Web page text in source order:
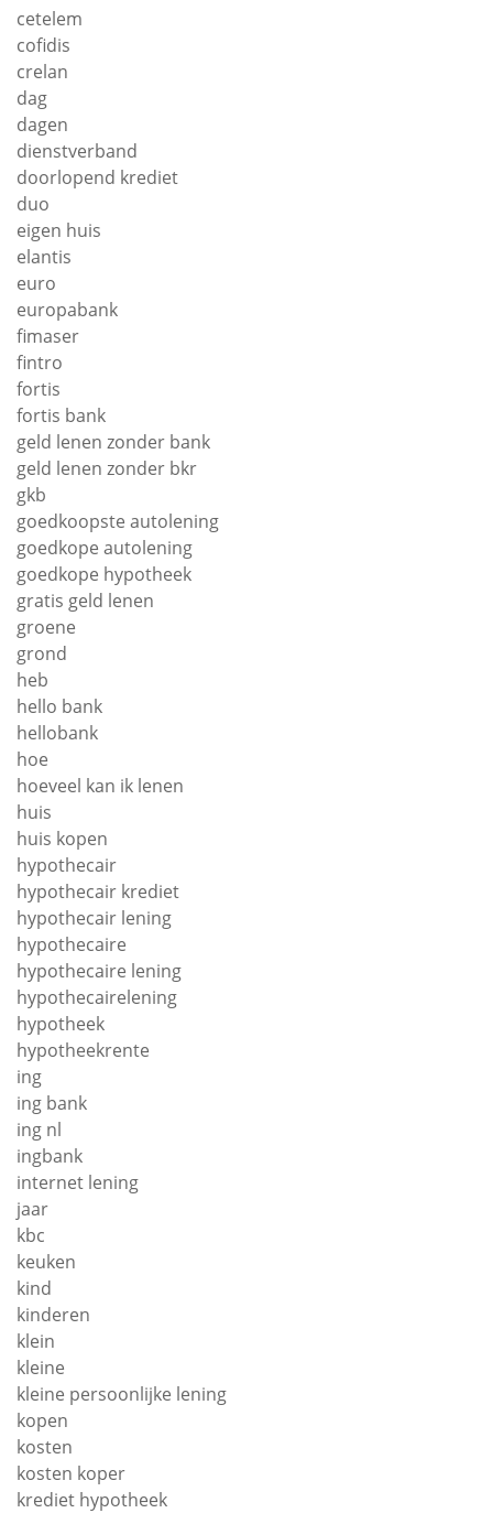
cetelem
cofidis
crelan
dag
dagen
dienstverband
doorlopend krediet
duo
eigen huis
elantis
euro
europabank
fimaser
fintro
fortis
fortis bank
geld lenen zonder bank
geld lenen zonder bkr
gkb
goedkoopste autolening
goedkope autolening
goedkope hypotheek
gratis geld lenen
groene
grond
heb
hello bank
hellobank
hoe
hoeveel kan ik lenen
huis
huis kopen
hypothecair
hypothecair krediet
hypothecair lening
hypothecaire
hypothecaire lening
hypothecairelening
hypotheek
hypotheekrente
ing
ing bank
ing nl
ingbank
internet lening
jaar
kbc
keuken
kind
kinderen
klein
kleine
kleine persoonlijke lening
kopen
kosten
kosten koper
krediet hypotheek